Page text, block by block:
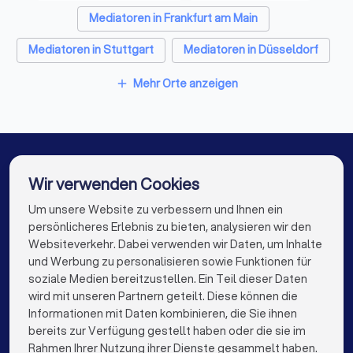
Zeugnisses über
oder
beglaubigte
Examensurkunde)
den erfolgreichen
die im Rahmen der
Ausbildung
nebst
die einzelnen
entfallenden
vier
2-facher
Ausgestaltung der
Mediatoren in Frankfurt am Main
Mediatoren in Stuttgart
Mediatoren in Düsseldorf
Mediatoren in Dortmund
Mediatoren in Essen
Mediatoren in Leipzig
Mediatoren in Bochum
Mediatoren in Wuppertal
Mediatoren in Bielefeld
Mediatoren in Bonn
Mediatoren in Münster
Mediatoren in der Nähe
add Mehr Orte anzeigen
Die besten Mediatoren für Sie
info@trustlocal.de
FÜR PRIVATPERSONEN
Wir verwenden Cookies
Um unsere Website zu verbessern und Ihnen ein
persönlicheres Erlebnis zu bieten, analysieren wir den
Websiteverkehr. Dabei verwenden wir Daten, um Inhalte
und Werbung zu personalisieren sowie Funktionen für
soziale Medien bereitzustellen. Ein Teil dieser Daten
wird mit unseren Partnern geteilt. Diese können die
Informationen mit Daten kombinieren, die Sie ihnen
bereits zur Verfügung gestellt haben oder die sie im
Rahmen Ihrer Nutzung ihrer Dienste gesammelt haben.